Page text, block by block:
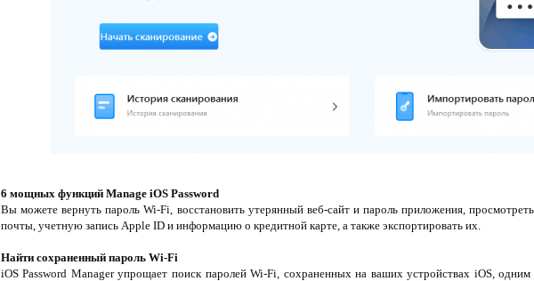
6 мощных функций Manage iOS Password
Вы можете вернуть пароль Wi-Fi, восстановить утерянный веб-сайт и пароль приложения,
почты, учетную запись Apple ID и информацию о кредитной карте, а также экспортировать их.
Найти сохраненный пароль Wi-Fi
iOS Password Manager упрощает поиск паролей Wi-Fi, сохраненных на ваших устройствах iOS,